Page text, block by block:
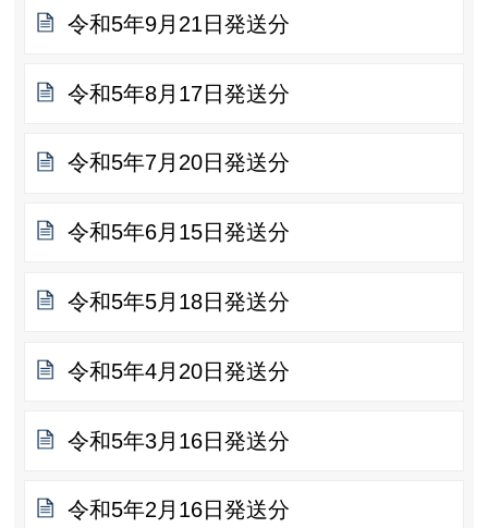
令和5年9月21日発送分
令和5年8月17日発送分
令和5年7月20日発送分
令和5年6月15日発送分
令和5年5月18日発送分
令和5年4月20日発送分
令和5年3月16日発送分
令和5年2月16日発送分